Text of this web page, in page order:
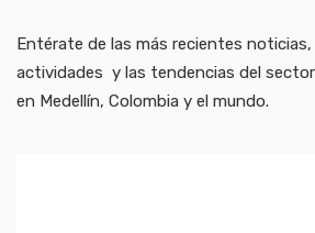
Entérate de las más recientes
actividades y las tendencias del
en Medellín, Colombia y el mundo.